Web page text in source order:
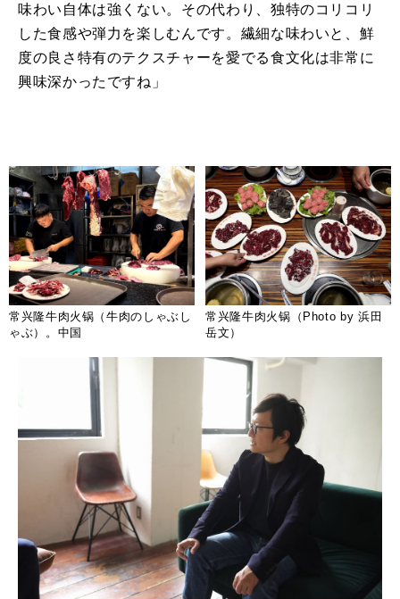
味わい自体は強くない。その代わり、独特のコリコリ
した食感や弾力を楽しむんです。繊細な味わいと、鮮
度の良さ特有のテクスチャーを愛でる食文化は非常に
興味深かったですね」
常兴隆牛肉火锅（牛肉のしゃぶし
ゃぶ）。中国
常兴隆牛肉火锅（Photo by 浜田
岳文）